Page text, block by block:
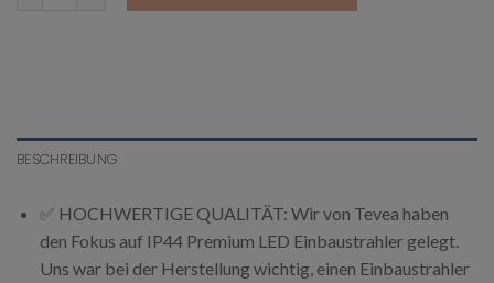
BESCHREIBUNG
✅ HOCHWERTIGE QUALITÄT: Wir von Tevea haben
den Fokus auf IP44 Premium LED Einbaustrahler gelegt.
Uns war bei der Herstellung wichtig, einen Einbaustrahler